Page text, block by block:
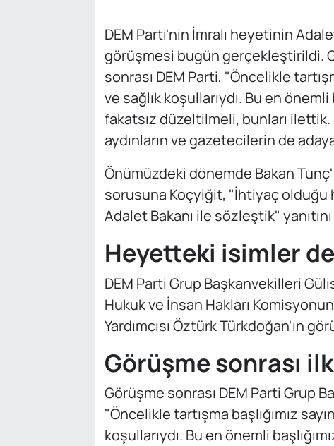
DEM Parti'nin İmralı heyetinin
görüşmesi bugün gerçekleştirildi.
sonrası DEM Parti, "Öncelikle
ve sağlık koşullarıydı. Bu en önemli
fakatsız düzeltilmeli, bunları
aydınların ve gazetecilerin de
Önümüzdeki dönemde Bakan
sorusuna Koçyiğit, "İhtiyaç
Adalet Bakanı ile sözleştik"
Heyetteki isimler
DEM Parti Grup Başkanvekilleri
Hukuk ve İnsan Hakları
Yardımcısı Öztürk Türkdoğan'ın
Görüşme sonrası
Görüşme sonrası DEM Parti Grup
"Öncelikle tartışma başlığımız
koşullarıydı. Bu en önemli